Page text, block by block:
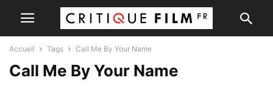
Accueil Tags Call Me By Your Name
Call Me By Your Name